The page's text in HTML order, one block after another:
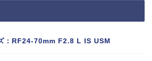
：RF24-70mm F2.8 L IS USM